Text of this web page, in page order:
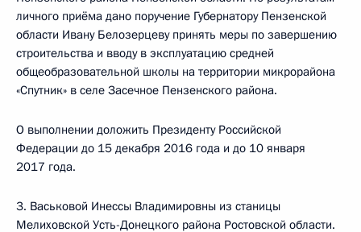
личного приёма дано поручение Губернатору Пензенской
области Ивану Белозерцеву принять меры по завершению
строительства и вводу в эксплуатацию средней
общеобразовательной школы на территории микрорайона
«Спутник» в селе Засечное Пензенского района.
О выполнении доложить Президенту Российской
Федерации до 15 декабря 2016 года и до 10 января
2017 года.
3. Васьковой Инессы Владимировны из станицы
Мелиховской Усть-Донецкого района Ростовской области.